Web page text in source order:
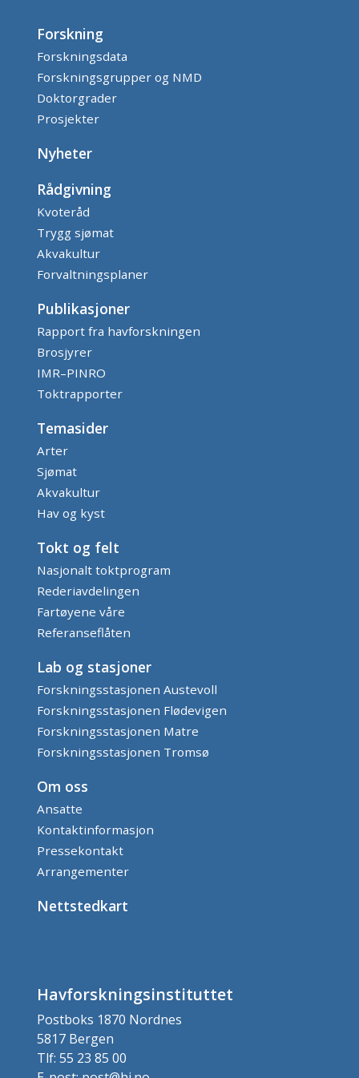
Forskning
Forskningsdata
Forskningsgrupper og NMD
Doktorgrader
Prosjekter
Nyheter
Rådgivning
Kvoteråd
Trygg sjømat
Akvakultur
Forvaltningsplaner
Publikasjoner
Rapport fra havforskningen
Brosjyrer
IMR–PINRO
Toktrapporter
Temasider
Arter
Sjømat
Akvakultur
Hav og kyst
Tokt og felt
Nasjonalt toktprogram
Rederiavdelingen
Fartøyene våre
Referanseflåten
Lab og stasjoner
Forskningsstasjonen Austevoll
Forskningsstasjonen Flødevigen
Forskningsstasjonen Matre
Forskningsstasjonen Tromsø
Om oss
Ansatte
Kontaktinformasjon
Pressekontakt
Arrangementer
Nettstedkart
Havforskningsinstituttet
Postboks 1870 Nordnes
5817 Bergen
Tlf: 55 23 85 00